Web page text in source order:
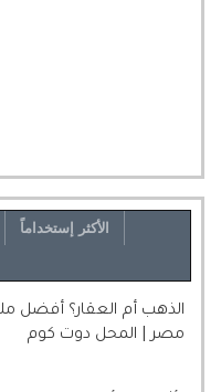
الأكثر إستخداماً
الذهب أم العقار؟ أفضل
مصر | المحل دوت كوم